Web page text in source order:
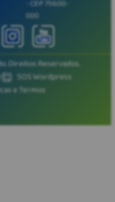
- CEP 75600-
000
Direitos Reservados.
SOS Wordpress
e Termos